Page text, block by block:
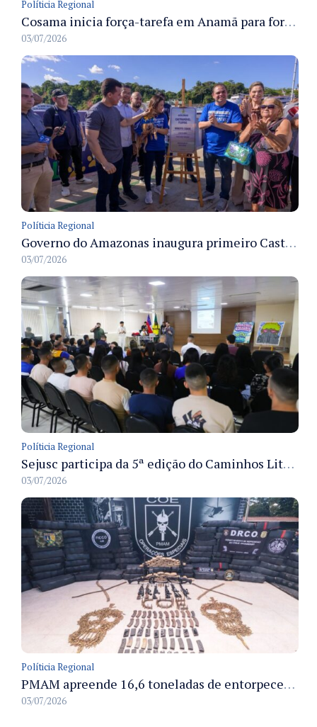
Políticia Regional
Cosama inicia força-tarefa em Anamã para fortalecer abastecimento de água e segurança hídrica da população
03/07/2026
Políticia Regional
Governo do Amazonas inaugura primeiro Castramóvel Fluvial para atendimento veterinário às comunidades ribeirinhas e castração gratuita
03/07/2026
Políticia Regional
Sejusc participa da 5ª edição do Caminhos Literários com foco na cultura hip-hop nas unidades socioeducativas
03/07/2026
Políticia Regional
PMAM apreende 16,6 toneladas de entorpecentes e registra aumento nas prisões em flagrante e nas capturas de foragidos no primeiro semestre de 2026
03/07/2026